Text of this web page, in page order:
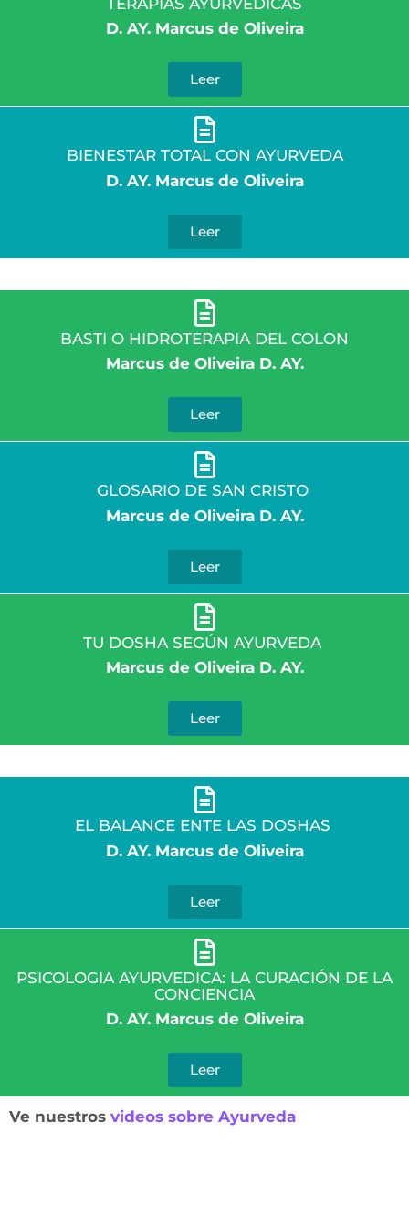
D. AY. Marcus de Oliveira
Leer
BIENESTAR TOTAL CON AYURVEDA
D. AY. Marcus de Oliveira
Leer
BASTI O HIDROTERAPIA DEL COLON
Marcus de Oliveira D. AY.
Leer
GLOSARIO DE SAN CRISTO
Marcus de Oliveira D. AY.
Leer
TU DOSHA SEGÚN AYURVEDA
Marcus de Oliveira D. AY.
Leer
EL BALANCE ENTE LAS DOSHAS
D. AY. Marcus de Oliveira
Leer
PSICOLOGIA AYURVEDICA: LA CURACIÓN DE LA
CONCIENCIA
D. AY. Marcus de Oliveira
Leer
Ve nuestros videos sobre Ayurveda